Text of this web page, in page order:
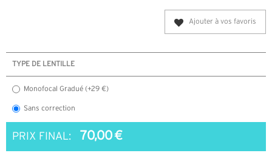
Ajouter à vos favoris
TYPE DE LENTILLE
Monofocal Gradué (+29 €)
Sans correction
PRIX FINAL: 70,00 €